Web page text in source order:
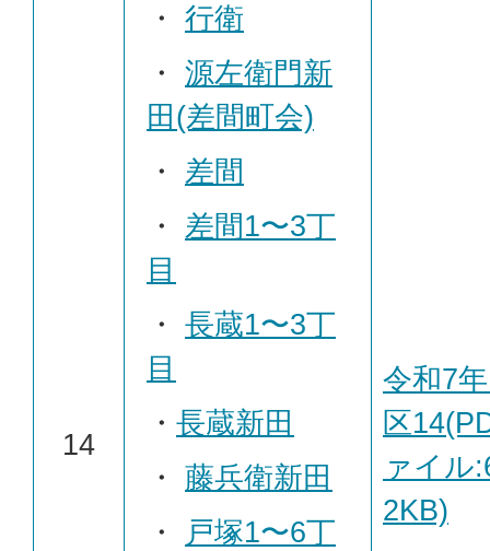
14
・ 行衛
・ 源左衛門新
田(差間町会)
・ 差間
・ 差間1〜3丁
目
・ 長蔵1〜3丁
目
・ 長蔵新田
・ 藤兵衛新田
・
戸塚1〜6丁
令和7
区
ァイル
2KB)